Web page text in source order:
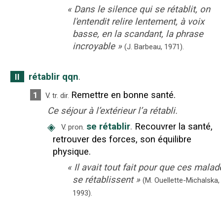
« Dans le silence qui se rétablit, on
l'entendit relire lentement, à voix
basse, en la scandant, la phrase
incroyable » (J. Barbeau, 1971).
II rétablir qqn.
1 V. tr. dir. Remettre en bonne santé.
Ce séjour à l’extérieur l’a rétabli.
◈ V. pron. se rétablir. Recouvrer la santé,
retrouver des forces, son équilibre
physique.
« Il avait tout fait pour que ces
se rétablissent » (M. Ouellette-Michalska,
1993).